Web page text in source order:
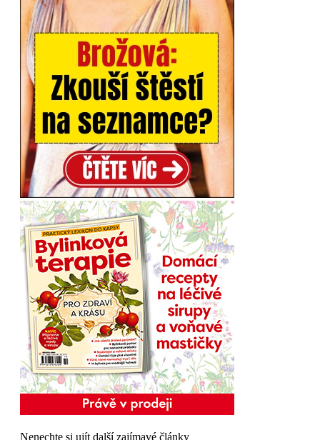
Nenechte si ujít další zajímavé články